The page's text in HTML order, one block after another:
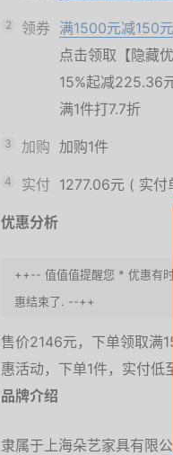
2 领券 满1500元减150元
点击领取【隐藏
15%起减225.36
满1件打7.7折
3 加购 加购1件
4 实付 1277.06元 ( 实付
优惠分析
++-- 值值值提醒您 * 优惠有
惠结束了. --++
售价2146元，下单领取满
惠活动，下单1件，实付低
品牌介绍
隶属于上海朵艺家具有限